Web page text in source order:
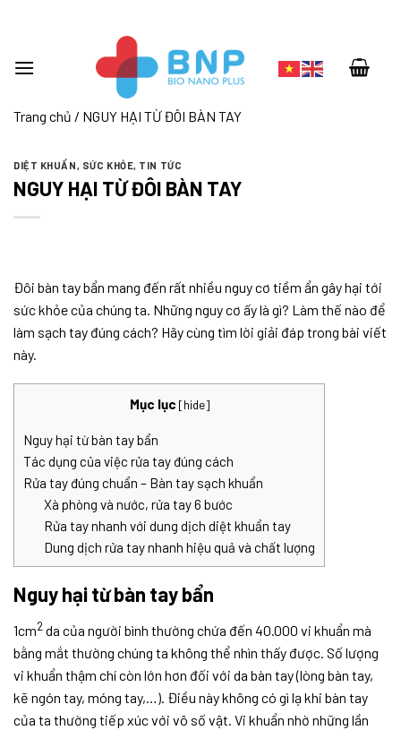
Trang chủ / NGUY HẠI TỪ ĐÔI BÀN TAY
DIỆT KHUẨN, SỨC KHỎE, TIN TỨC
NGUY HẠI TỪ ĐÔI BÀN TAY
Đôi bàn tay bẩn mang đến rất nhiều nguy cơ tiềm ẩn gây hại tới
sức khỏe của chúng ta. Những nguy cơ ấy là gì? Làm thế nào để
làm sạch tay đúng cách? Hãy cùng tìm lời giải đáp trong bài viết
này.
Mục lục [hide]
Nguy hại từ bàn tay bẩn
Tác dụng của việc rửa tay đúng cách
Rửa tay đúng chuẩn – Bàn tay sạch khuẩn
Xà phòng và nước, rửa tay 6 bước
Rửa tay nhanh với dung dịch diệt khuẩn tay
Dung dịch rửa tay nhanh hiệu quả và chất lượng
Nguy hại từ bàn tay bẩn
1cm2 da của người bình thường chứa đến 40.000 vi khuẩn mà
bằng mắt thường chúng ta không thể nhìn thấy được. Số lượng
vi khuẩn thậm chí còn lớn hơn đối với da bàn tay (lòng bàn tay,
kẽ ngón tay, móng tay,…). Điều này không có gì lạ khi bàn tay
của ta thường tiếp xúc với vô số vật. Vi khuẩn nhờ những lần